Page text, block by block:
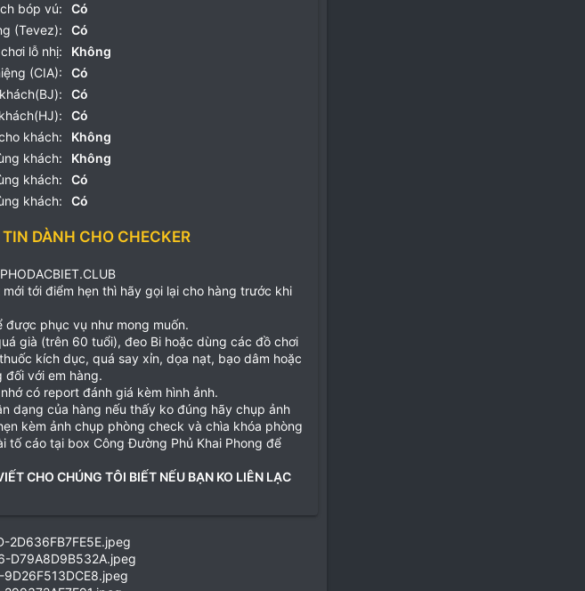
bóp vú:
Có
(Tevez):
Có
lỗ nhị:
Không
(CIA):
Có
Có
Có
khách:
Không
khách:
Không
khách:
Có
khách:
Có
DÀNH CHO CHECKER
tới điểm hẹn thì hãy gọi lại cho hàng trước khi
được phục vụ như mong muốn.
già (trên 60 tuổi), đeo Bi hoặc dùng các đồ chơi
kích dục, quá say xỉn, dọa nạt, bạo dâm hoặc
đối với em hàng.
có report đánh giá kèm hình ảnh.
dạng của hàng nếu thấy ko đúng hãy chụp ảnh
kèm ảnh chụp phòng check và chìa khóa phòng
tố cáo tại box Công Đường Phủ Khai Phong để
CHO CHÚNG TÔI BIẾT NẾU BẠN KO LIÊN LẠC